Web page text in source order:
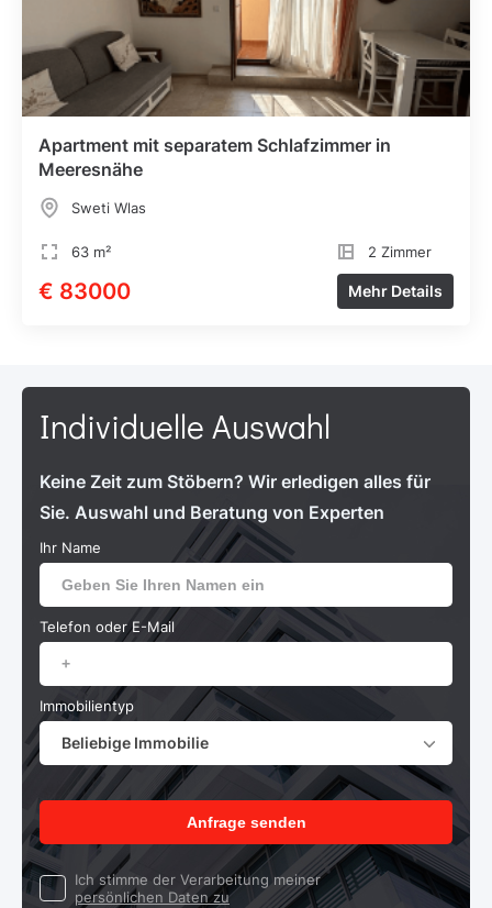
Apartment mit separatem Schlafzimmer in
Meeresnähe
Sweti Wlas
63 m² 2 Zimmer
€ 83000 Mehr Details
Individuelle Auswahl
Keine Zeit zum Stöbern? Wir erledigen alles für
Sie. Auswahl und Beratung von Experten
Ihr Name
Telefon oder E-Mail
Immobilientyp
Beliebige Immobilie
Anfrage senden
Ich stimme der Verarbeitung meiner
persönlichen Daten zu